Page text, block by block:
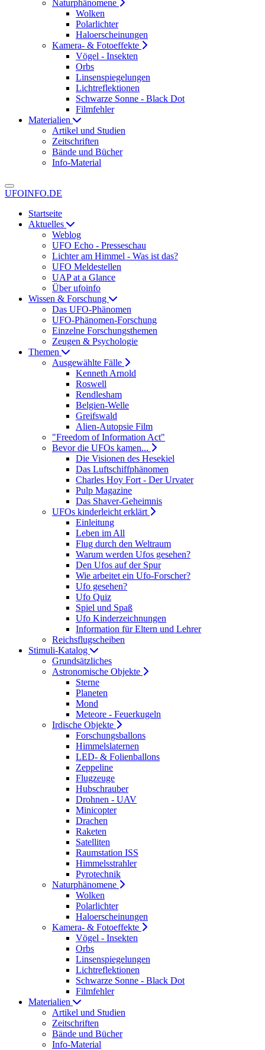
Naturphänomene
Wolken
Polarlichter
Haloerscheinungen
Kamera- & Fotoeffekte
Vögel - Insekten
Orbs
Linsenspiegelungen
Lichtreflektionen
Schwarze Sonne - Black Dot
Filmfehler
Materialien
Artikel und Studien
Zeitschriften
Bände und Bücher
Info-Material
UFOINFO.DE
Startseite
Aktuelles
Weblog
UFO Echo - Presseschau
Lichter am Himmel - Was ist das?
UFO Meldestellen
UAP at a Glance
Über ufoinfo
Wissen & Forschung
Das UFO-Phänomen
UFO-Phänomen-Forschung
Einzelne Forschungsthemen
Zeugen & Psychologie
Themen
Ausgewählte Fälle
Kenneth Arnold
Roswell
Rendlesham
Belgien-Welle
Greifswald
Alien-Autopsie Film
"Freedom of Information Act"
Bevor die UFOs kamen...
Die Visionen des Hesekiel
Das Luftschiffphänomen
Charles Hoy Fort - Der Urvater
Pulp Magazine
Das Shaver-Geheimnis
UFOs kinderleicht erklärt
Einleitung
Leben im All
Flug durch den Weltraum
Warum werden Ufos gesehen?
Den Ufos auf der Spur
Wie arbeitet ein Ufo-Forscher?
Ufo gesehen?
Ufo Quiz
Spiel und Spaß
Ufo Kinderzeichnungen
Information für Eltern und Lehrer
Reichsflugscheiben
Stimuli-Katalog
Grundsätzliches
Astronomische Objekte
Sterne
Planeten
Mond
Meteore - Feuerkugeln
Irdische Objekte
Forschungsballons
Himmelslaternen
LED- & Folienballons
Zeppeline
Flugzeuge
Hubschrauber
Drohnen - UAV
Minicopter
Drachen
Raketen
Satelliten
Raumstation ISS
Himmelsstrahler
Pyrotechnik
Naturphänomene
Wolken
Polarlichter
Haloerscheinungen
Kamera- & Fotoeffekte
Vögel - Insekten
Orbs
Linsenspiegelungen
Lichtreflektionen
Schwarze Sonne - Black Dot
Filmfehler
Materialien
Artikel und Studien
Zeitschriften
Bände und Bücher
Info-Material